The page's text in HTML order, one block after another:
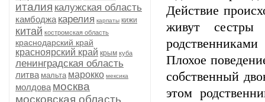
италия калужская область
камбоджа карелия карпаты кижи
китай костромская область
краснодарский край
красноярский край крым куба
ленинградская область
литва мальта марокко мексика
молдова москва
московская область
Действие
живут сестры
Плохое
собственный
этом